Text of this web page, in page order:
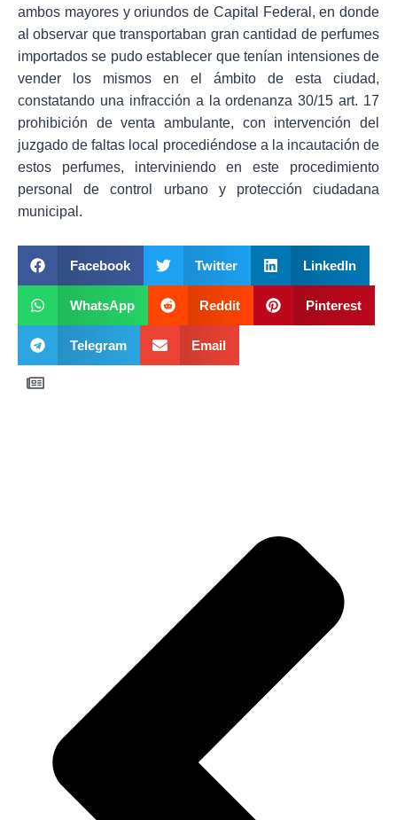
ambos mayores y oriundos de Capital Federal, en donde
al observar que transportaban gran cantidad de perfumes
importados se pudo establecer que tenían intensiones de
vender los mismos en el ámbito de esta ciudad,
constatando una infracción a la ordenanza 30/15 art. 17
prohibición de venta ambulante, con intervención del
juzgado de faltas local procediéndose a la incautación de
estos perfumes, interviniendo en este procedimiento
personal de control urbano y protección ciudadana
municipal.
Facebook Twitter LinkedIn
WhatsApp Reddit Pinterest
Telegram Email